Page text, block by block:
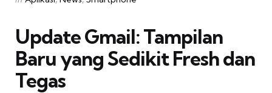
Update Gmail: Tampilan
Baru yang Sedikit Fresh dan
Tegas